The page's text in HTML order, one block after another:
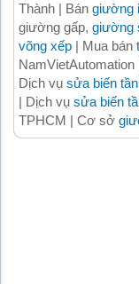
Thành | Bán giường
giường gấp, giường
võng xếp | Mua bán
NamVietAutomation
Dịch vụ sửa biến
| Dịch vụ sửa biến
TPHCM | Cơ sở